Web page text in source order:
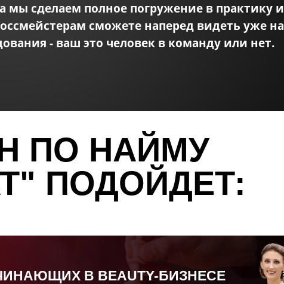
5 января в 11:00
мск
Online в
Zoom
мы сделаем полное погружение в практику и
сможете наперед видеть уже на
- ваш это человек в команду или нет.
ПО НАЙМУ
ПОДОЙДЕТ:
В BEAUTY-БИЗНЕСЕ